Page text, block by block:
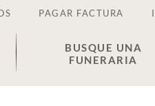
PAGAR FACTURA
BUSQUE UNA
FUNERARIA